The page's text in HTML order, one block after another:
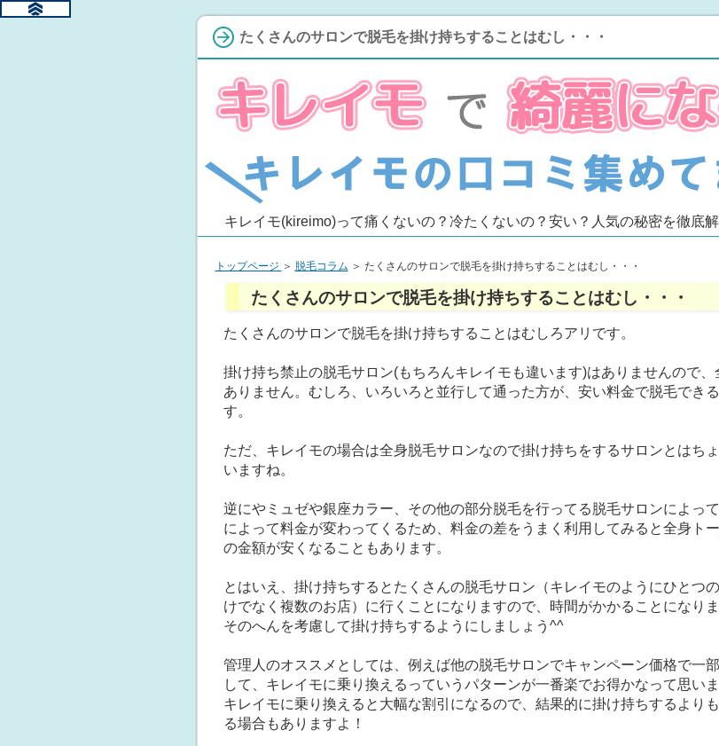
たくさんのサロンで脱毛を掛け持ちすることはむし・・・
キレイモ(kireimo)って痛くないの？冷たくないの？安い？人気の秘密を徹底
トップページ ＞ 脱毛コラム ＞ たくさんのサロンで脱毛を掛け持ちすることはむし・・・
たくさんのサロンで脱毛を掛け持ちすることはむし・・・
たくさんのサロンで脱毛を掛け持ちすることはむしろアリです。
掛け持ち禁止の脱毛サロン(もちろんキレイモも違います)はありませんので、
ありません。 むしろ、いろいろと並行して通った方が、安い料金で脱毛でき
す。
ただ、キレイモの場合は全身脱毛サロンなので掛け持ちをするサロンとはち
いますね。
逆にやミュゼや銀座カラー、その他の部分脱毛を行ってる脱毛サロンによっ
によって料金が変わってくるため、料金の差をうまく利用してみると全身ト
の金額が安くなることもあります。
とはいえ、掛け持ちするとたくさんの脱毛サロン（キレイモのようにひとつ
けでなく複数のお店）に行くことになりますので、時間がかかることになりま
そのへんを考慮して掛け持ちするようにしましょう^^
管理人のオススメとしては、例えば他の脱毛サロンでキャンペーン価格で一
して、キレイモに乗り換えるっていうパターンが一番楽でお得かなって思い
キレイモに乗り換えると大幅な割引になるので、結果的に掛け持ちするより
る場合もありますよ！